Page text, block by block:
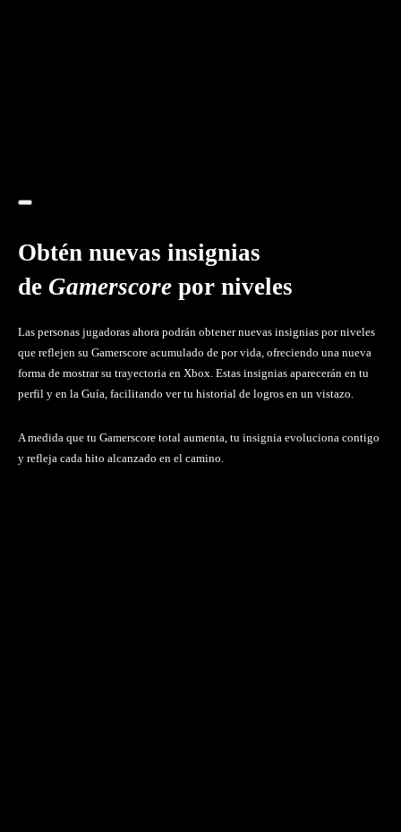
Obtén nuevas insignias
de Gamerscore por niveles
Las personas jugadoras ahora podrán obtener nuevas insignias por niveles
que reflejen su Gamerscore acumulado de por vida, ofreciendo una nueva
forma de mostrar su trayectoria en Xbox. Estas insignias aparecerán en tu
perfil y en la Guía, facilitando ver tu historial de logros en un vistazo.
A medida que tu Gamerscore total aumenta, tu insignia evoluciona contigo
y refleja cada hito alcanzado en el camino.